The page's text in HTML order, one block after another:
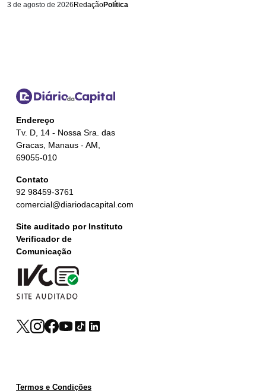
3 de agosto de 2026 RedaçãoPolítica
Endereço
Tv. D, 14 - Nossa Sra. das
Gracas, Manaus - AM,
69055-010
Contato
92 98459-3761
comercial@diariodacapital.com
Site auditado por Instituto
Verificador de
Comunicação
Termos e Condições